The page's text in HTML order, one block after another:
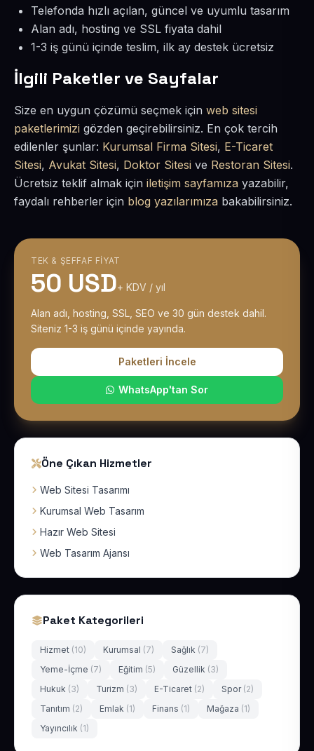
Telefonda hızlı açılan, güncel ve uyumlu tasarım
Alan adı, hosting ve SSL fiyata dahil
1-3 iş günü içinde teslim, ilk ay destek ücretsiz
İlgili Paketler ve Sayfalar
Size en uygun çözümü seçmek için web sitesi
paketlerimizi gözden geçirebilirsiniz. En çok tercih
edilenler şunlar: Kurumsal Firma Sitesi, E-Ticaret
Sitesi, Avukat Sitesi, Doktor Sitesi ve Restoran Sitesi.
Ücretsiz teklif almak için iletişim sayfamıza yazabilir,
faydalı rehberler için blog yazılarımıza bakabilirsiniz.
TEK & ŞEFFAF FIYAT
50 USD+ KDV / yıl
Alan adı, hosting, SSL, SEO ve 30 gün destek dahil.
Siteniz 1-3 iş günü içinde yayında.
Paketleri İncele
WhatsApp'tan Sor
Öne Çıkan Hizmetler
Web Sitesi Tasarımı
Kurumsal Web Tasarım
Hazır Web Sitesi
Web Tasarım Ajansı
Paket Kategorileri
Hizmet (10) Kurumsal (7) Sağlık (7)
Yeme-İçme (7) Eğitim (5) Güzellik (3)
Hukuk (3) Turizm (3) E-Ticaret (2) Spor (2)
Tanıtım (2) Emlak (1) Finans (1) Mağaza (1)
Yayıncılık (1)